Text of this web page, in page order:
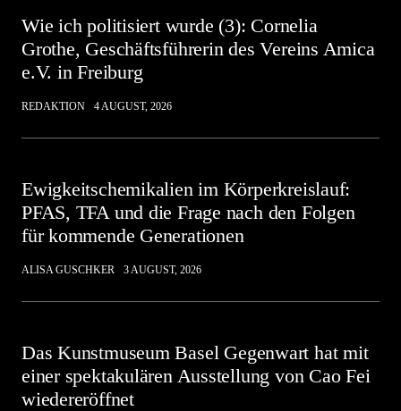
Wie ich politisiert wurde (3): Cornelia
Grothe, Geschäftsführerin des Vereins Amica
e.V. in Freiburg
REDAKTION 4 AUGUST, 2026
Ewigkeitschemikalien im Körperkreislauf:
PFAS, TFA und die Frage nach den Folgen
für kommende Generationen
ALISA GUSCHKER 3 AUGUST, 2026
Das Kunstmuseum Basel Gegenwart hat mit
einer spektakulären Ausstellung von Cao Fei
wiedereröffnet